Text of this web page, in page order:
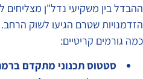
ההבדל בין משקיעי נדל"ן מצליחים
הזדמנויות שטרם הגיעו לשוק
כמה גורמים קריטיים:
סטטוס תכנוני מתקדם